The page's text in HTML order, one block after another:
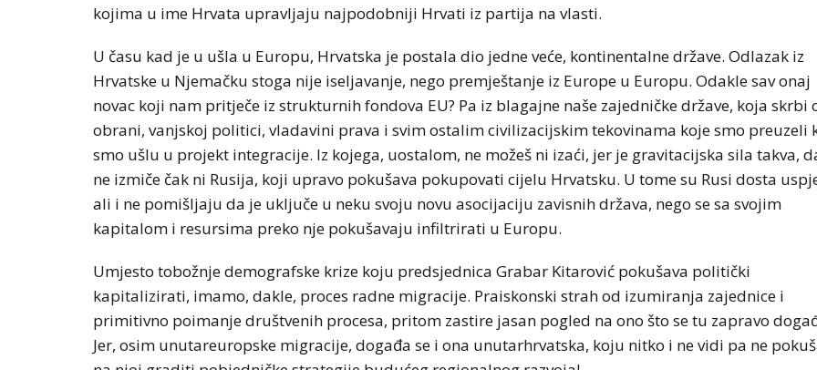
kojima u ime Hrvata upravljaju najpodobniji Hrvati iz partija na vlasti.
U času kad je u ušla u Europu, Hrvatska je postala dio jedne veće, kontinentalne države. Odlazak iz
Hrvatske u Njemačku stoga nije iseljavanje, nego premještanje iz Europe u Europu. Odakle sav onaj
novac koji nam pritječe iz strukturnih fondova EU? Pa iz blagajne naše zajedničke države, koja skrbi
obrani, vanjskoj politici, vladavini prava i svim ostalim civilizacijskim tekovinama koje smo preuzeli
smo ušlu u projekt integracije. Iz kojega, uostalom, ne možeš ni izaći, jer je gravitacijska sila takva,
ne izmiče čak ni Rusija, koji upravo pokušava pokupovati cijelu Hrvatsku. U tome su Rusi dosta
ali i ne pomišljaju da je uključe u neku svoju novu asocijaciju zavisnih država, nego se sa svojim
kapitalom i resursima preko nje pokušavaju infiltrirati u Europu.
Umjesto tobožnje demografske krize koju predsjednica Grabar Kitarović pokušava politički
kapitalizirati, imamo, dakle, proces radne migracije. Praiskonski strah od izumiranja zajednice i
primitivno poimanje društvenih procesa, pritom zastire jasan pogled na ono što se tu zapravo
Jer, osim unutareuropske migracije, događa se i ona unutarhrvatska, koju nitko i ne vidi pa ne